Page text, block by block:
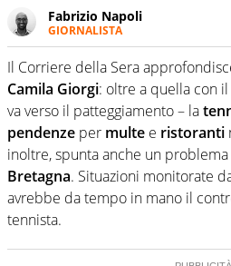
Fabrizio Napoli
GIORNALISTA
Giornalista professionista,
il calcio ma è con la
passioni. Cura la
grande festival di waterpolo
Il Corriere della Sera
Camila Giorgi: oltre a quella con il
va verso il patteggiamento – la
pendenze per multe e ristoranti
inoltre, spunta anche un
Bretagna. Situazioni monitorate
avrebbe da tempo in mano il
tennista.